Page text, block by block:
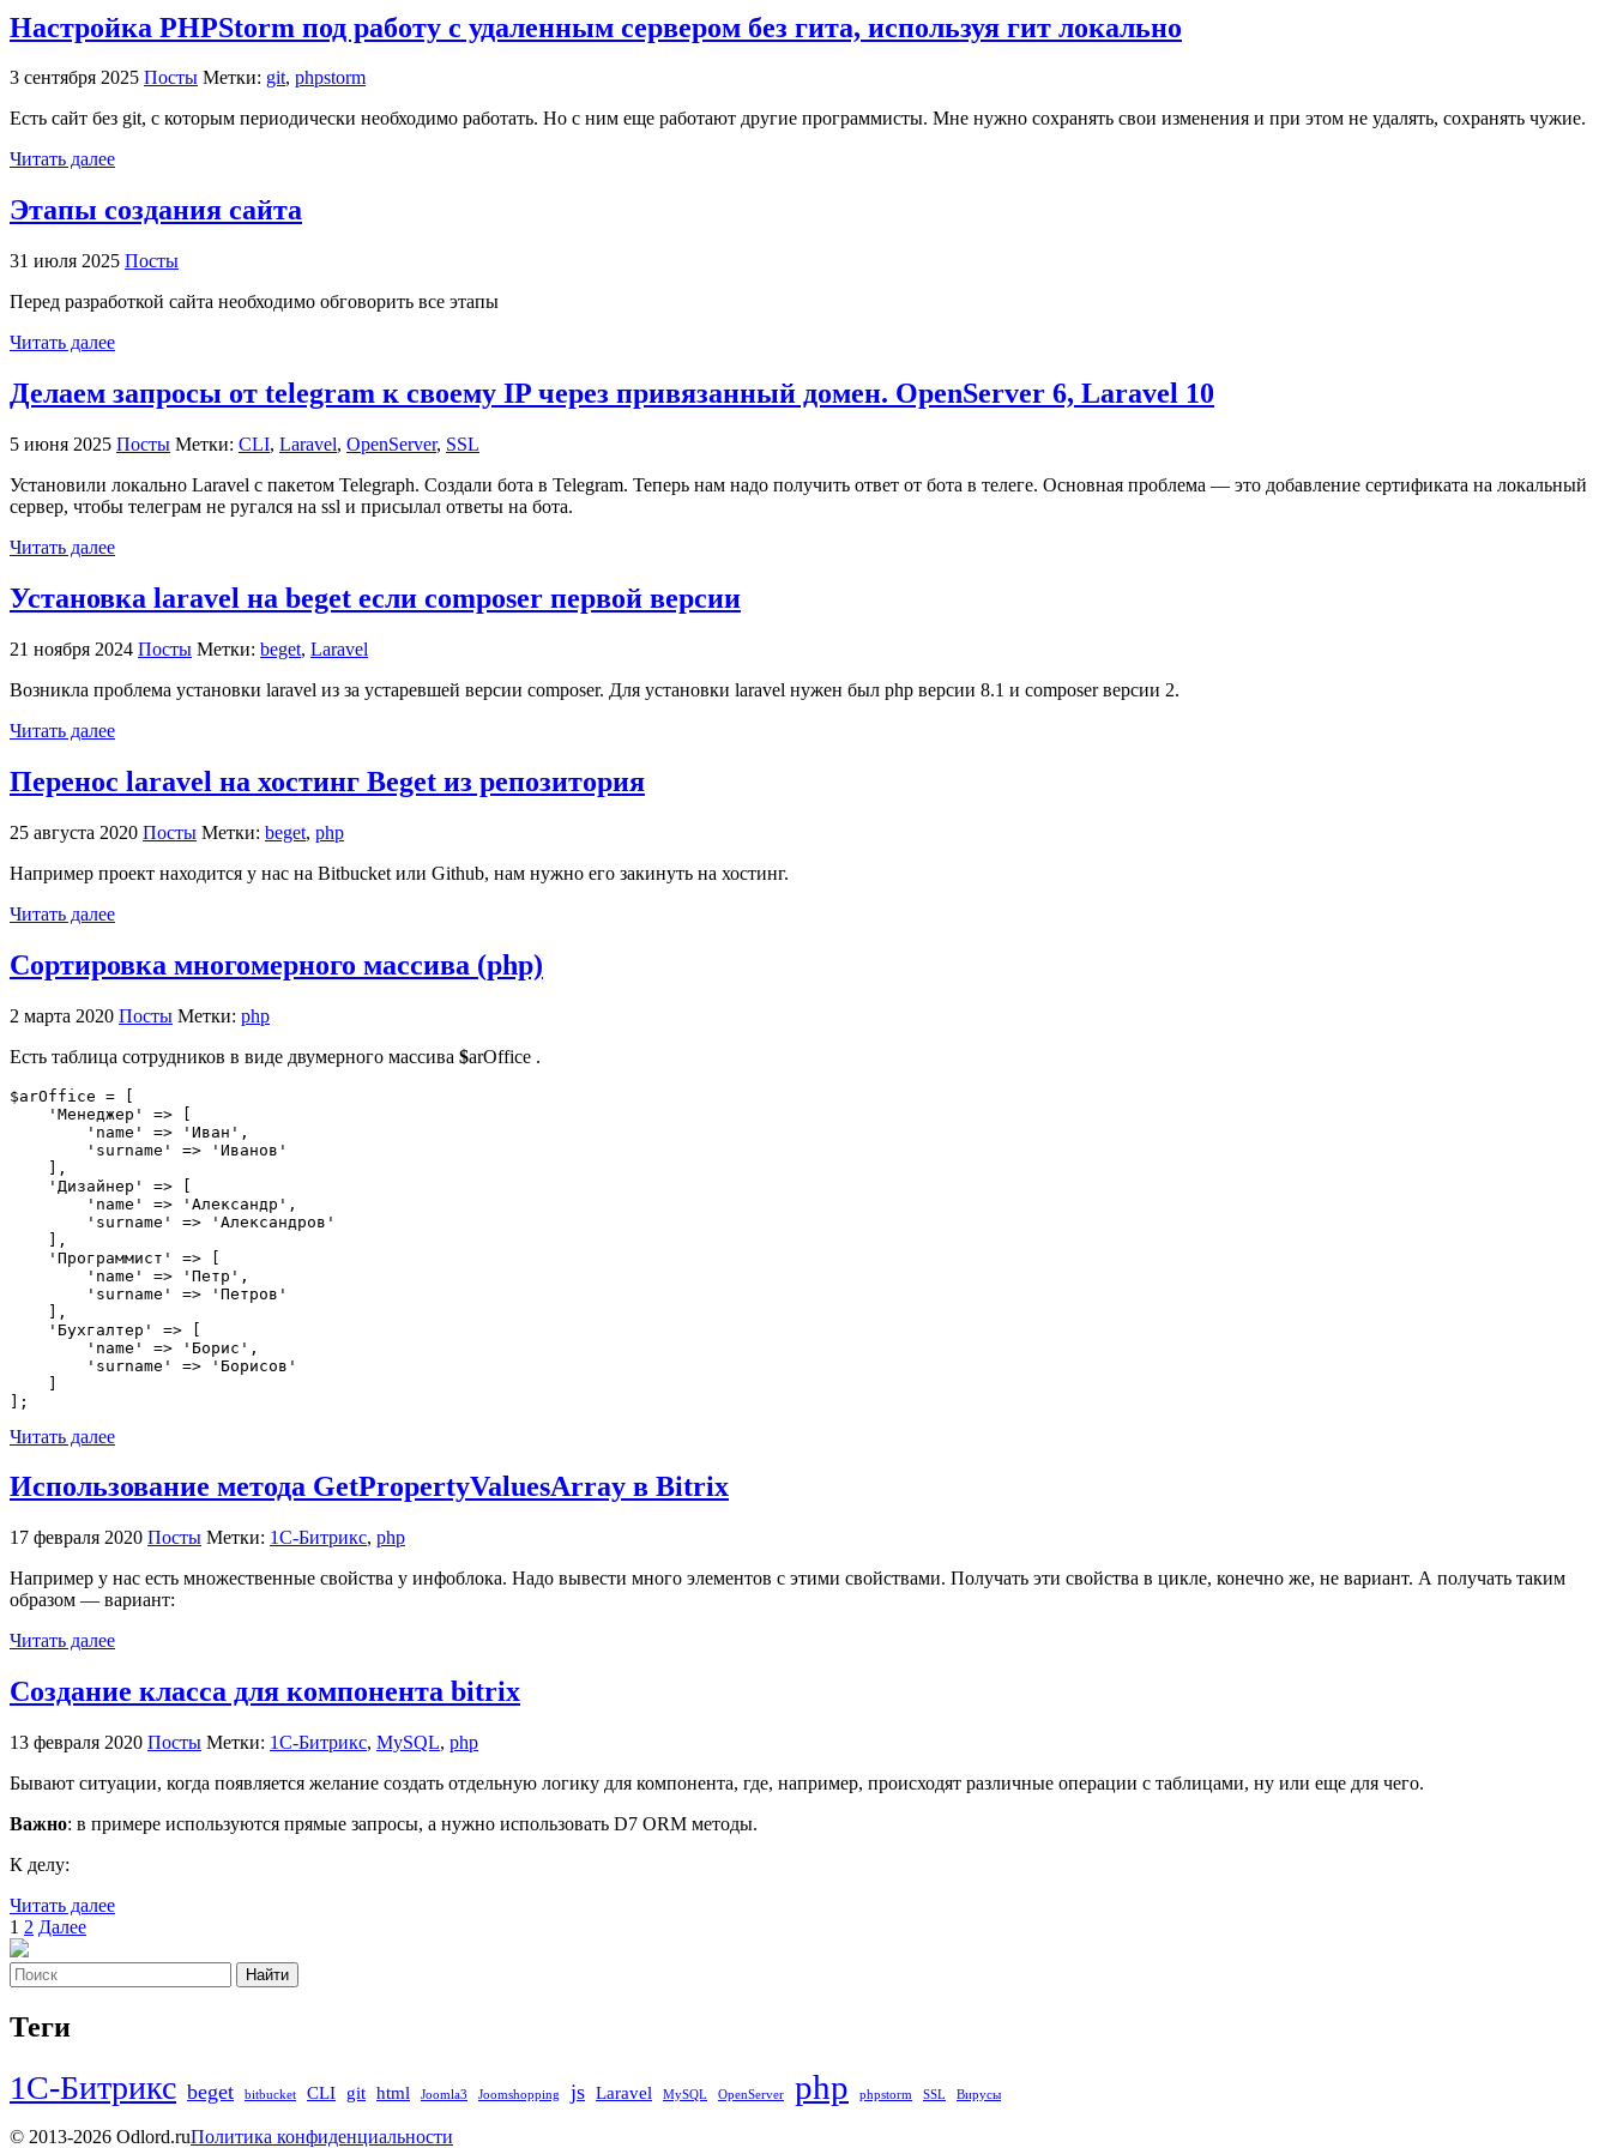
Настройка PHPStorm под работу с удаленным сервером без гита, используя гит локально
3 сентября 2025 Посты Метки: git, phpstorm
Есть сайт без git, с которым периодически необходимо работать. Но с ним еще работают другие программисты. Мне нужно сохранять свои изменения и при этом не удалять, сохранять чужие.
Читать далее
Этапы создания сайта
31 июля 2025 Посты
Перед разработкой сайта необходимо обговорить все этапы
Читать далее
Делаем запросы от telegram к своему IP через привязанный домен. OpenServer 6, Laravel 10
5 июня 2025 Посты Метки: CLI, Laravel, OpenServer, SSL
Установили локально Laravel с пакетом Telegraph. Создали бота в Telegram. Теперь нам надо получить ответ от бота в телеге. Основная проблема — это добавление сертификата на локальный
сервер, чтобы телеграм не ругался на ssl и присылал ответы на бота.
Читать далее
Установка laravel на beget если composer первой версии
21 ноября 2024 Посты Метки: beget, Laravel
Возникла проблема установки laravel из за устаревшей версии composer. Для установки laravel нужен был php версии 8.1 и composer версии 2.
Читать далее
Перенос laravel на хостинг Beget из репозитория
25 августа 2020 Посты Метки: beget, php
Например проект находится у нас на Bitbucket или Github, нам нужно его закинуть на хостинг.
Читать далее
Сортировка многомерного массива (php)
2 марта 2020 Посты Метки: php
Есть таблица сотрудников в виде двумерного массива $arOffice .
$arOffice = [
];
Читать далее
Использование метода GetPropertyValuesArray в Bitrix
17 февраля 2020 Посты Метки: 1С-Битрикс, php
Например у нас есть множественные свойства у инфоблока. Надо вывести много элементов с этими свойствами. Получать эти свойства в цикле, конечно же, не вариант. А получать таким
образом — вариант:
Читать далее
Создание класса для компонента bitrix
13 февраля 2020 Посты Метки: 1С-Битрикс, MySQL, php
Бывают ситуации, когда появляется желание создать отдельную логику для компонента, где, например, происходят различные операции с таблицами, ну или еще для чего.
Важно: в примере используются прямые запросы, а нужно использовать D7 ORM методы.
К делу:
Читать далее
Пагинация
записей
1 2 Далее
Найти
Теги
1С-Битрикс beget bitbucket CLI git html Joomla3 Joomshopping js Laravel MySQL OpenServer php phpstorm SSL Вирусы
© 2013-2026 Odlord.ruПолитика конфиденциальности